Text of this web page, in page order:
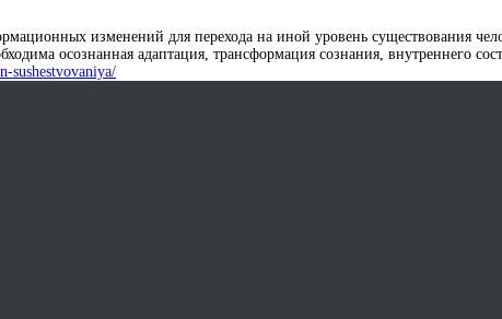
изменений для перехода на иной уровень существования
осознанная адаптация, трансформация сознания, внутреннего
sushestvovaniya/